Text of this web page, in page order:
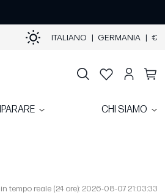
ITALIANO | GERMANIA | €
CHI SIAMO
tempo reale (24 ore): 2026-08-07 21:03:33